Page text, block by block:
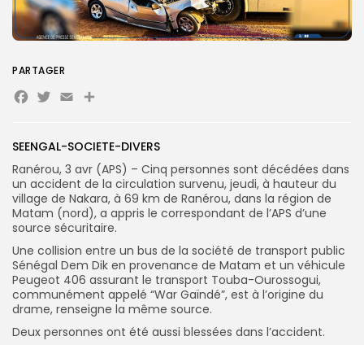
FR
SEENGAL-SOCIETE-DIVERS
Ranérou, 3 avr (APS) – Cinq personnes sont décédées dans
un accident de la circulation survenu, jeudi, à hauteur du
village de Nakara, à 69 km de Ranérou, dans la région de
Matam (nord), a appris le correspondant de l’APS d’une
source sécuritaire.
Une collision entre un bus de la société de transport public
Sénégal Dem Dik en provenance de Matam et un véhicule
Peugeot 406 assurant le transport Touba-Ourossogui,
communément appelé “War Gaïndé”, est à l’origine du
drame, renseigne la même source.
Deux personnes ont été aussi blessées dans l’accident.
PARTAGER
Facebook
Twitter
EmailPartager